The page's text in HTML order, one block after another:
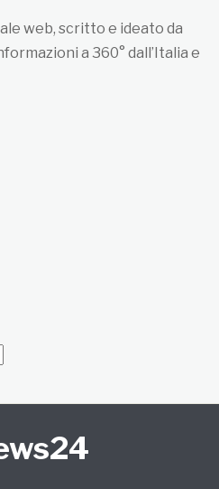
web, scritto e ideato da
a 360° dall’Italia e